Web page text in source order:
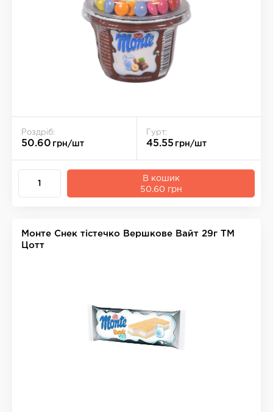
Роздріб:
50.60 грн/шт
Гурт:
45.55 грн/шт
В кошик
50.60 грн
Монте Снек тістечко Вершкове Вайт 29г ТМ
Цотт